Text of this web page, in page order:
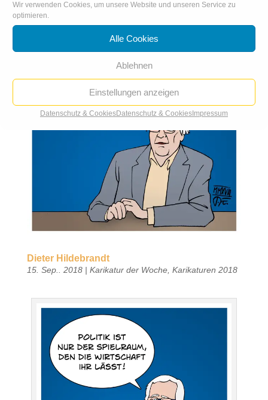
Wir verwenden Cookies, um unsere Website und unseren Service zu
optimieren.
Alle Cookies
Ablehnen
Einstellungen anzeigen
Datenschutz & CookiesDatenschutz & Cookies Impressum
Dieter Hildebrandt
15. Sep.. 2018| Karikatur der Woche, Karikaturen 2018